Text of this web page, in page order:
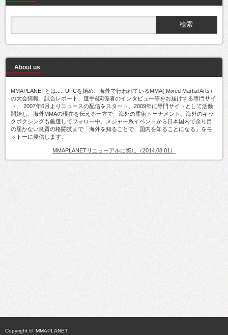
About us
MMAPLANETとは..... UFCを始め、海外で行われているMMA( Mixed Martial Arts）
の大会情報、試合レポート、選手&関係者のインタビュー等をお届けする専門サイ
ト。 2007年6月よりニュースの配信をスタート。2009年に専門サイトとして活動
開始し、海外MMAの現在を伝える一方で、海外の柔術トーナメント、海外のキッ
クボクシングも厳選してフォロー中。メジャー系イベントから日本国内で余り目
の届かない良質の格闘技まで「海外を知ることで、国内を知ることになる」をモ
ットーに発信します。
MMAPLANETリニューアルに際し（2014.08.01）
Copyright © MMAPLANET